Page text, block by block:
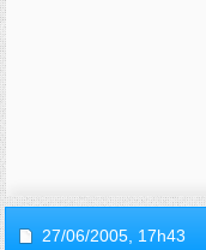
27/06/2005, 17h43